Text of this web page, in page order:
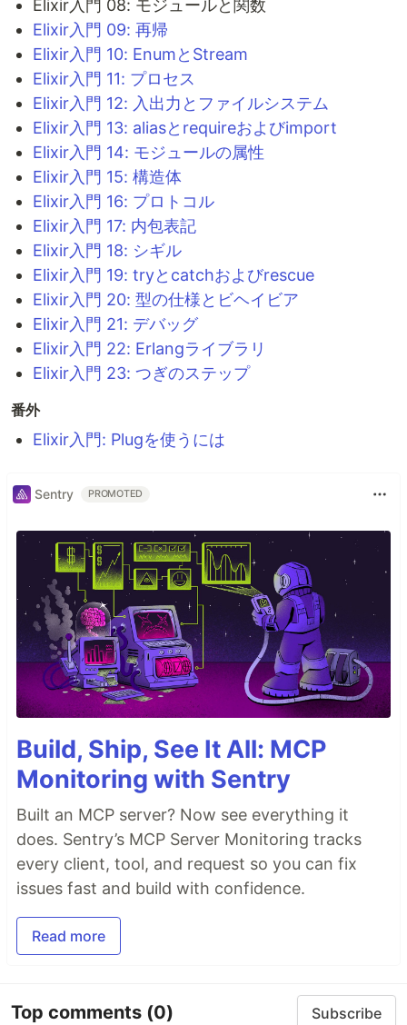
Elixir入門 08: モジュールと関数
Elixir入門 09: 再帰
Elixir入門 10: EnumとStream
Elixir入門 11: プロセス
Elixir入門 12: 入出力とファイルシステム
Elixir入門 13: aliasとrequireおよびimport
Elixir入門 14: モジュールの属性
Elixir入門 15: 構造体
Elixir入門 16: プロトコル
Elixir入門 17: 内包表記
Elixir入門 18: シギル
Elixir入門 19: tryとcatchおよびrescue
Elixir入門 20: 型の仕様とビヘイビア
Elixir入門 21: デバッグ
Elixir入門 22: Erlangライブラリ
Elixir入門 23: つぎのステップ
番外
Elixir入門: Plugを使うには
Sentry PROMOTED
Build, Ship, See It All: MCP
Monitoring with Sentry
Built an MCP server? Now see everything it
does. Sentry’s MCP Server Monitoring tracks
every client, tool, and request so you can fix
issues fast and build with confidence.
Read more
Top comments (0) Subscribe